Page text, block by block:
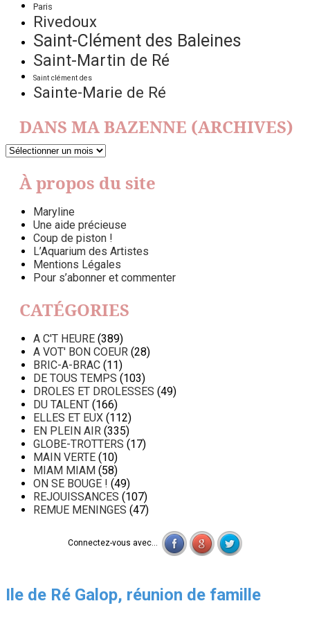
Paris
Rivedoux
Saint-Clément des Baleines
Saint-Martin de Ré
Saint clément des
Sainte-Marie de Ré
DANS MA BAZENNE (ARCHIVES)
DANS
BAZENNE
(ARCHIVES)
À propos du site
Maryline
Une aide précieuse
Coup de piston !
L’Aquarium des Artistes
Mentions Légales
Pour s’abonner et commenter
CATÉGORIES
A C'T HEURE (389)
A VOT' BON COEUR (28)
BRIC-A-BRAC (11)
DE TOUS TEMPS (103)
DROLES ET DROLESSES (49)
DU TALENT (166)
ELLES ET EUX (112)
EN PLEIN AIR (335)
GLOBE-TROTTERS (17)
MAIN VERTE (10)
MIAM MIAM (58)
ON SE BOUGE ! (49)
REJOUISSANCES (107)
REMUE MENINGES (47)
Connectez-vous avec...
Ile de Ré Galop, réunion de famille